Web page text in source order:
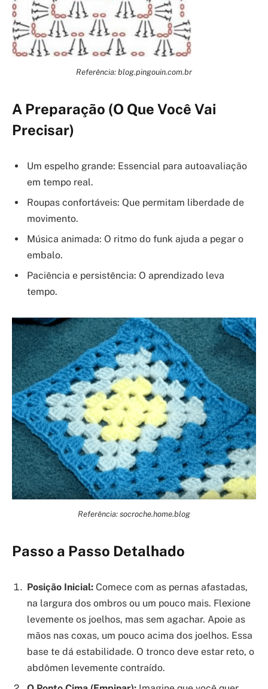
Referência: blog.pingouin.com.br
A Preparação (O Que Você Vai
Precisar)
Um espelho grande: Essencial para autoavaliação
em tempo real.
Roupas confortáveis: Que permitam liberdade de
movimento.
Música animada: O ritmo do funk ajuda a pegar o
embalo.
Paciência e persistência: O aprendizado leva
tempo.
Referência: socroche.home.blog
Passo a Passo Detalhado
Posição Inicial: Comece com as pernas afastadas,
na largura dos ombros ou um pouco mais. Flexione
levemente os joelhos, mas sem agachar. Apoie as
mãos nas coxas, um pouco acima dos joelhos. Essa
base te dá estabilidade. O tronco deve estar reto, o
abdômen levemente contraído.